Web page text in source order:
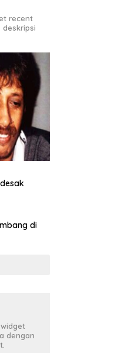
recent
deskripsi
di
dengan